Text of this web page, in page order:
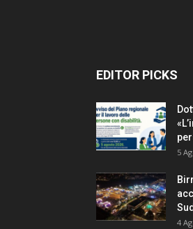
EDITOR PICKS
5
4